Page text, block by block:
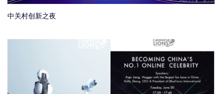
中关村创新之夜